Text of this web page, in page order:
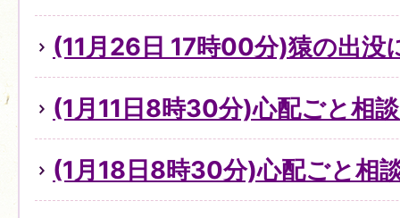
(11月26日 17時00分)猿の出没
(1月11日8時30分)心配ごと相
(1月18日8時30分)心配ごと相